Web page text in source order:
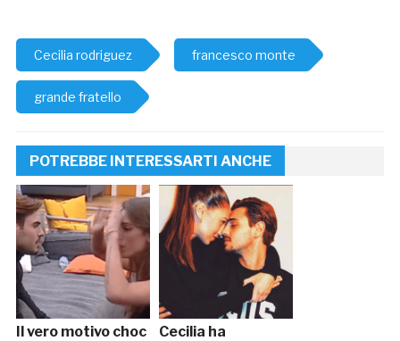
Cecilia rodriguez francesco monte
grande fratello
POTREBBE INTERESSARTI ANCHE
Il vero motivo choc Cecilia ha